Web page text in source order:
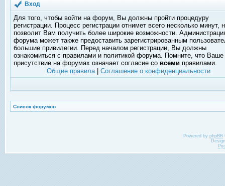
Вход
Для того, чтобы войти на форум, Вы должны пройти процедуру
регистрации. Процесс регистрации отнимет всего несколько минут,
позволит Вам получить более широкие возможности.
форума может также предоставить зарегистрированным
большие привилегии. Перед началом регистрации, Вы должны
ознакомиться с правилами и политикой форума. Помните, что Ваше
присутствие на форумах означает согласие со всеми правилами.
Общие правила| Соглашение о конфиденциальности
Список форумов
Powered by phpBB